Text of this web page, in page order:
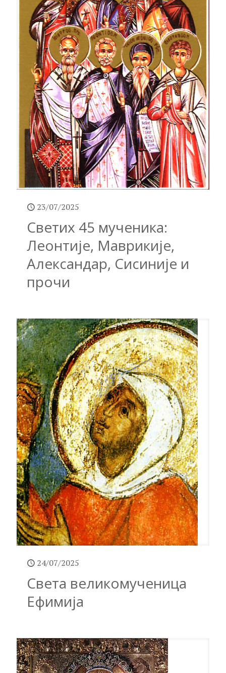
23/07/2025
Светих 45 мученика:
Леонтије, Маврикије,
Александар, Сисиније и
прочи
24/07/2025
Света великомученица
Ефимија